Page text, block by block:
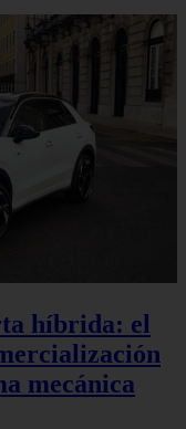
híbrida: el
mecánica